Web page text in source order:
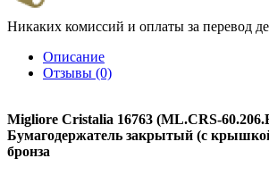
Никаких комиссий и оплаты за перевод
Описание
Отзывы (0)
Migliore Cristalia 16763 (ML.CRS-
Бумагодержатель закрытый (с
бронза